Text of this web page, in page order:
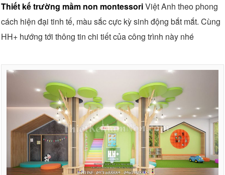
Thiết kế trường mầm non montessoriViệt Anh theo phong
cách hiện đại tinh tế, màu sắc cực kỳ sinh động bắt mắt. Cùng
HH+ hướng tới thông tin chi tiết của công trình này nhé